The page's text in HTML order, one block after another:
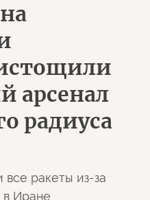
арсенал
радиуса
ракеты из-за
в Иране